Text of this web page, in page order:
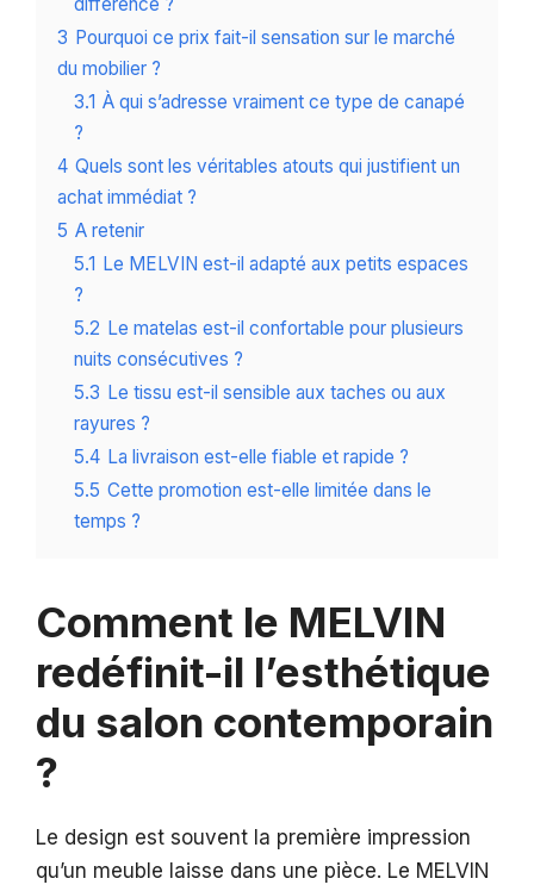
3 Pourquoi ce prix fait-il sensation sur le marché
du mobilier ?
3.1 À qui s’adresse vraiment ce type de canapé
?
4 Quels sont les véritables atouts qui justifient un
achat immédiat ?
5 A retenir
5.1 Le MELVIN est-il adapté aux petits espaces
?
5.2 Le matelas est-il confortable pour plusieurs
nuits consécutives ?
5.3 Le tissu est-il sensible aux taches ou aux
rayures ?
5.4 La livraison est-elle fiable et rapide ?
5.5 Cette promotion est-elle limitée dans le
temps ?
Comment le MELVIN
redéfinit-il l’esthétique
du salon contemporain
?
Le design est souvent la première impression
qu’un meuble laisse dans une pièce. Le MELVIN